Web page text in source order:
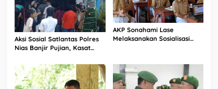
Aksi Sosial Satlantas Polres
Nias Banjir Pujian, Kasat
Bagikan 1.000 Dus Kopi
Fresco untuk Warga di
Tengah Sulitnya Ekonomi
AKP Sonahami Lase
Melaksanakan Sosialisasi
Selatan